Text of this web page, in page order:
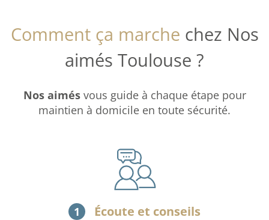
Comment ça marche chez Nos
aimés Toulouse ?
Nos aimésvous guide à chaque étape pour
maintien à domicile en toute sécurité.
1 Écoute et conseils